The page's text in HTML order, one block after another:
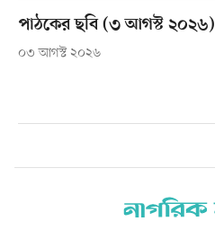
পাঠকের ছবি (৩ আগস্ট ২০২৬)
০৩ আগস্ট ২০২৬